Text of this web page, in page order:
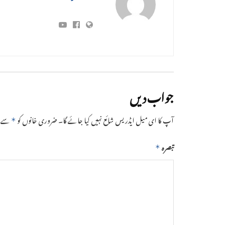
جواب دیں
آپ کا ای میل ایڈریس شائع نہیں کیا جائے گا۔ضروری خانوں کو* سے
تبصرہ *